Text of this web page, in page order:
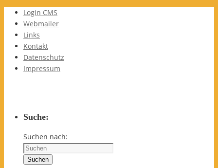
Login CMS
Webmailer
Links
Kontakt
Datenschutz
Impressum
Suche:
Suchen nach:
Suchen